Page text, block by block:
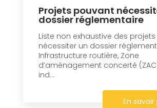
Projets pouvant
dossier réglementaire
Liste non exhaustive des
nécessiter un dossier
Infrastructure routière, Zone
d’aménagement concerté
ind...
En savoir